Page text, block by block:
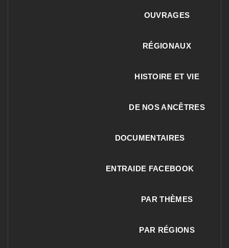
OUVRAGES
RÉGIONAUX
HISTOIRE ET VIE
DE NOS ANCÊTRES
DOCUMENTAIRES
ENTRAIDE FACEBOOK
PAR THÈMES
PAR RÉGIONS